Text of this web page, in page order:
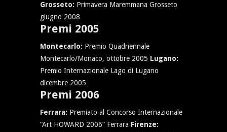
Grosseto: Primavera Maremmana Grosseto
giugno 2008
Premi 2005
Montecarlo: Premio Quadriennale
Montecarlo/Monaco, ottobre 2005 Lugano:
Premio Internazionale Lago di Lugano
dicembre 2005
Premi 2006
Ferrara: Premiato al Concorso Internazionale
“Art HOWARD 2006” Ferrara Firenze: